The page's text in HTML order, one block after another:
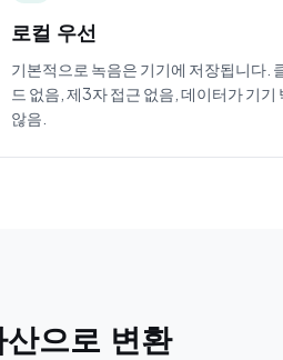
로컬 우선
기본적으로 녹음은 기기에 저장됩니다.
드 없음, 제3자 접근 없음, 데이터가 기기
않음.
으로 변환